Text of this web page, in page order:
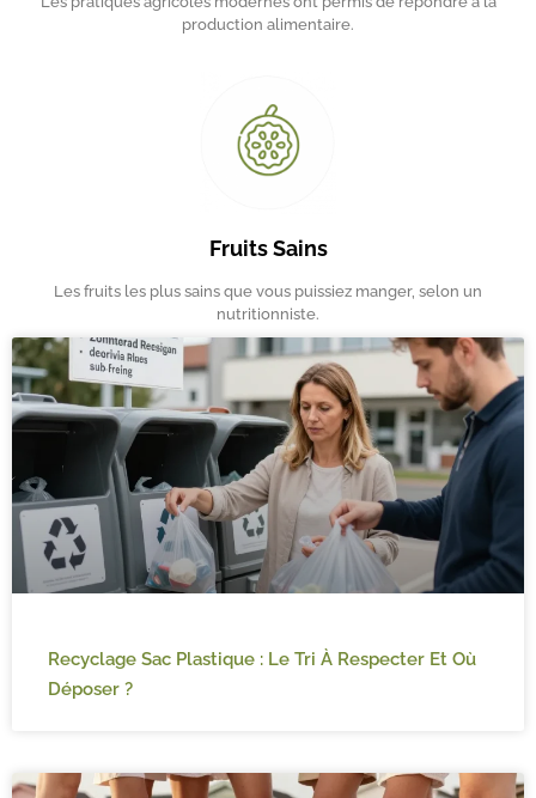
production alimentaire.
Fruits Sains
Les fruits les plus sains que vous puissiez manger, selon un
nutritionniste.
Recyclage Sac Plastique : Le Tri À Respecter Et Où
Déposer ?